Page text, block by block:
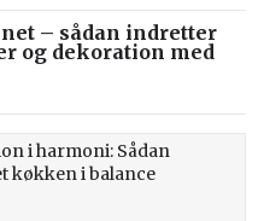
– sådan indretter
og dekoration med
i harmoni: Sådan
køkken i balance